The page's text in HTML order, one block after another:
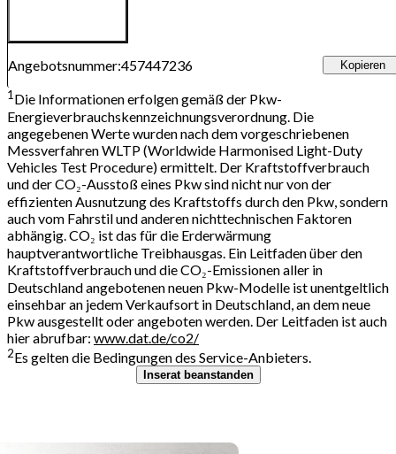
Angebotsnummer:457447236 Kopieren
1Die Informationen erfolgen gemäß der Pkw-
Energieverbrauchskennzeichnungsverordnung. Die
angegebenen Werte wurden nach dem vorgeschriebenen
Messverfahren WLTP (Worldwide Harmonised Light-Duty
Vehicles Test Procedure) ermittelt. Der Kraftstoffverbrauch
und der CO₂-Ausstoß eines Pkw sind nicht nur von der
effizienten Ausnutzung des Kraftstoffs durch den Pkw, sondern
auch vom Fahrstil und anderen nichttechnischen Faktoren
abhängig. CO₂ ist das für die Erderwärmung
hauptverantwortliche Treibhausgas. Ein Leitfaden über den
Kraftstoffverbrauch und die CO₂-Emissionen aller in
Deutschland angebotenen neuen Pkw-Modelle ist unentgeltlich
einsehbar an jedem Verkaufsort in Deutschland, an dem neue
Pkw ausgestellt oder angeboten werden. Der Leitfaden ist auch
hier abrufbar: www.dat.de/co2/
2Es gelten die Bedingungen des Service-Anbieters.
Inserat beanstanden